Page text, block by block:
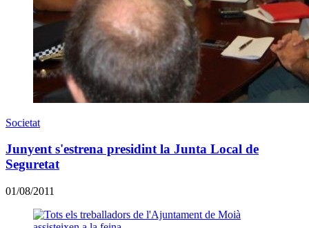
Societat
Junyent s'estrena presidint la Junta Local de
Seguretat
01/08/2011